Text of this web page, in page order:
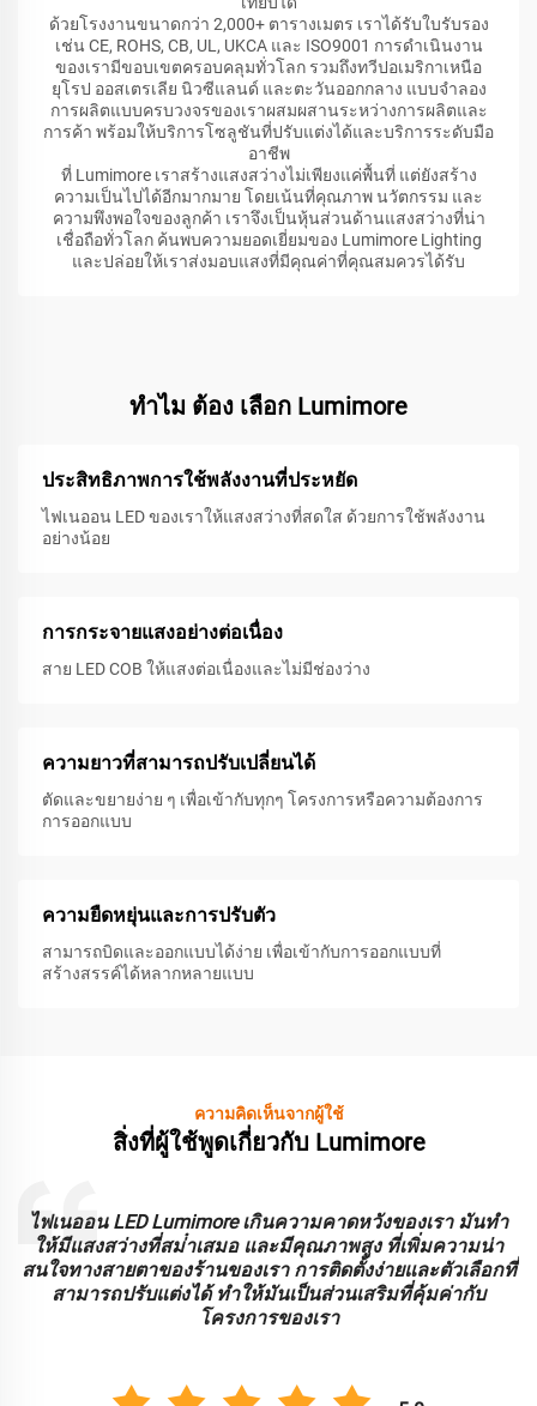
ด้วยโรงงานขนาดกว่า 2,000+ ตารางเมตร เราได้รับใบรับรอง
เช่น CE, ROHS, CB, UL, UKCA และ ISO9001 การดำเนินงาน
ของเรามีขอบเขตครอบคลุมทั่วโลก รวมถึงทวีปอเมริกาเหนือ
ยุโรป ออสเตรเลีย นิวซีแลนด์ และตะวันออกกลาง แบบจำลอง
การผลิตแบบครบวงจรของเราผสมผสานระหว่างการผลิตและ
การค้า พร้อมให้บริการโซลูชันที่ปรับแต่งได้และบริการระดับมือ
อาชีพ
ที่ Lumimore เราสร้างแสงสว่างไม่เพียงแค่พื้นที่ แต่ยังสร้าง
ความเป็นไปได้อีกมากมาย โดยเน้นที่คุณภาพ นวัตกรรม และ
ความพึงพอใจของลูกค้า เราจึงเป็นหุ้นส่วนด้านแสงสว่างที่น่า
เชื่อถือทั่วโลก ค้นพบความยอดเยี่ยมของ Lumimore Lighting
และปล่อยให้เราส่งมอบแสงที่มีคุณค่าที่คุณสมควรได้รับ
ทําไม ต้อง เลือก Lumimore
ประสิทธิภาพการใช้พลังงานที่ประหยัด
ไฟเนออน LED ของเราให้แสงสว่างที่สดใส ด้วยการใช้พลังงาน
อย่างน้อย
การกระจายแสงอย่างต่อเนื่อง
สาย LED COB ให้แสงต่อเนื่องและไม่มีช่องว่าง
ความยาวที่สามารถปรับเปลี่ยนได้
ตัดและขยายง่าย ๆ เพื่อเข้ากับทุกๆ โครงการหรือความต้องการ
การออกแบบ
ความยืดหยุ่นและการปรับตัว
สามารถบิดและออกแบบได้ง่าย เพื่อเข้ากับการออกแบบที่
สร้างสรรค์ได้หลากหลายแบบ
ความคิดเห็นจากผู้ใช้
สิ่งที่ผู้ใช้พูดเกี่ยวกับ Lumimore
ไฟเนออน LED Lumimore เกินความคาดหวังของเรา มันทํา
ให้มีแสงสว่างที่สม่ําเสมอ และมีคุณภาพสูง ที่เพิ่มความน่า
สนใจทางสายตาของร้านของเรา การติดตั้งง่ายและตัวเลือกที่
สามารถปรับแต่งได้ ทําให้มันเป็นส่วนเสริมที่คุ้มค่ากับ
โครงการของเรา